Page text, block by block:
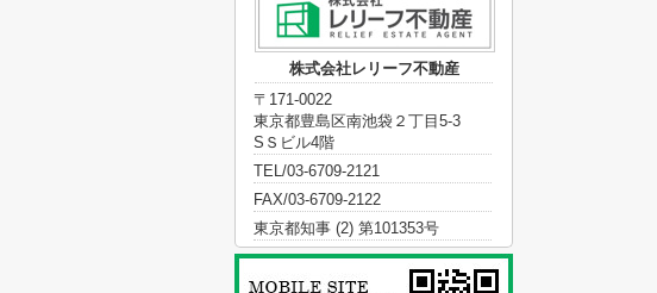
株式会社レリーフ不動産
〒171-0022
東京都豊島区南池袋２丁目5-3
SＳビル4階
TEL/03-6709-2121
FAX/03-6709-2122
東京都知事 (2) 第101353号